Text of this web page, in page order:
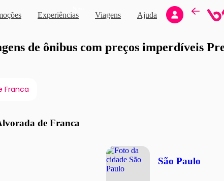
Experiências Viagens Ajuda
em promoção
de ônibus com preços imperdíveis
Franca
de Franca
São Paulo